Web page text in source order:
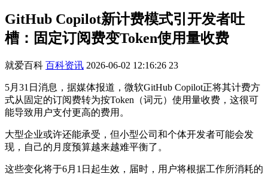
GitHub Copilot新计费模式引开发者吐
槽：固定订阅费变Token使用量收费
就爱百科 百科资讯 2026-06-02 12:16:26 23
5月31日消息，据媒体报道，微软GitHub Copilot正将其计费方
式从固定的订阅费转为按Token（词元）使用量收费，这很可
能导致用户支付更高的费用。
大型企业或许还能承受，但小型公司和个体开发者可能会发
现，自己的月度预算越来越难平衡了。
这些变化将于6月1日起生效，届时，用户将根据工作所消耗的